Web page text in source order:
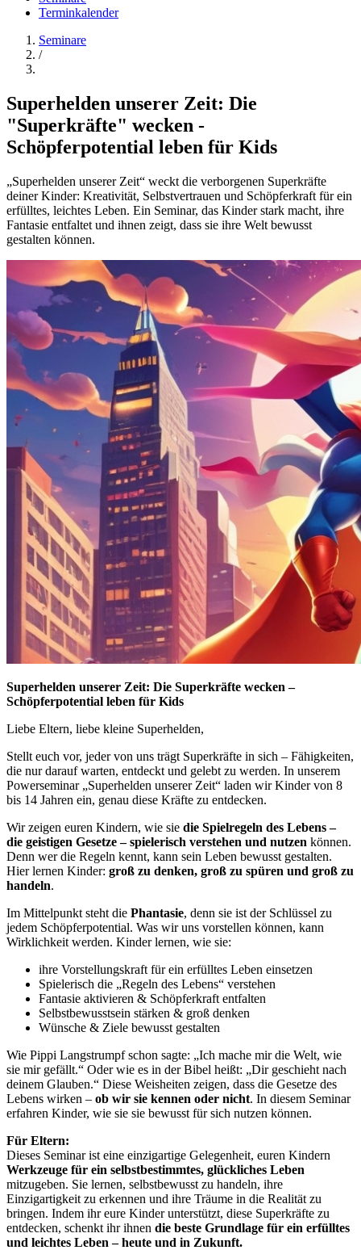
Terminkalender
Seminare
/
Superhelden unserer Zeit: Die
"Superkräfte" wecken -
Schöpferpotential leben für Kids
„Superhelden unserer Zeit“ weckt die verborgenen Superkräfte
deiner Kinder: Kreativität, Selbstvertrauen und Schöpferkraft für ein
erfülltes, leichtes Leben. Ein Seminar, das Kinder stark macht, ihre
Fantasie entfaltet und ihnen zeigt, dass sie ihre Welt bewusst
gestalten können.
Superhelden unserer Zeit: Die Superkräfte wecken –
Schöpferpotential leben für Kids
Liebe Eltern, liebe kleine Superhelden,
Stellt euch vor, jeder von uns trägt Superkräfte in sich – Fähigkeiten,
die nur darauf warten, entdeckt und gelebt zu werden. In unserem
Powerseminar „Superhelden unserer Zeit“ laden wir Kinder von 8
bis 14 Jahren ein, genau diese Kräfte zu entdecken.
Wir zeigen euren Kindern, wie sie die Spielregeln des Lebens –
die geistigen Gesetze – spielerisch verstehen und nutzen können.
Denn wer die Regeln kennt, kann sein Leben bewusst gestalten.
Hier lernen Kinder: groß zu denken, groß zu spüren und groß zu
handeln.
Im Mittelpunkt steht die Phantasie, denn sie ist der Schlüssel zu
jedem Schöpferpotential. Was wir uns vorstellen können, kann
Wirklichkeit werden. Kinder lernen, wie sie:
ihre Vorstellungskraft für ein erfülltes Leben einsetzen
Spielerisch die „Regeln des Lebens“ verstehen
Fantasie aktivieren & Schöpferkraft entfalten
Selbstbewusstsein stärken & groß denken
Wünsche & Ziele bewusst gestalten
Wie Pippi Langstrumpf schon sagte: „Ich mache mir die Welt, wie
sie mir gefällt.“ Oder wie es in der Bibel heißt: „Dir geschieht nach
deinem Glauben.“ Diese Weisheiten zeigen, dass die Gesetze des
Lebens wirken – ob wir sie kennen oder nicht. In diesem Seminar
erfahren Kinder, wie sie sie bewusst für sich nutzen können.
Für Eltern:
Dieses Seminar ist eine einzigartige Gelegenheit, euren Kindern
Werkzeuge für ein selbstbestimmtes, glückliches Leben
mitzugeben. Sie lernen, selbstbewusst zu handeln, ihre
Einzigartigkeit zu erkennen und ihre Träume in die Realität zu
bringen. Indem ihr eure Kinder unterstützt, diese Superkräfte zu
entdecken, schenkt ihr ihnen die beste Grundlage für ein erfülltes
und leichtes Leben – heute und in Zukunft.